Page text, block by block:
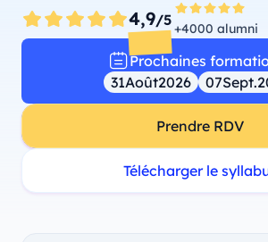
4,9/5+4000 alumni
Prochaines
31Août2026 07Sept.
Prendre RDV
Télécharger le